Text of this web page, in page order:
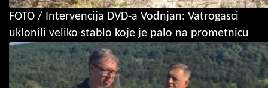
FOTO / Intervencija DVD-a Vodnjan: Vatrogasci
uklonili veliko stablo koje je palo na prometnicu